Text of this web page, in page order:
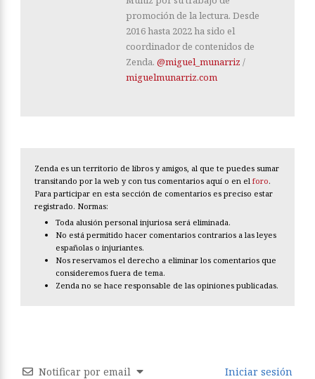
promoción de la lectura. Desde
2016 hasta 2022 ha sido el
coordinador de contenidos de
Zenda. @miguel_munarriz /
miguelmunarriz.com
Zenda es un territorio de libros y amigos, al que te puedes sumar
transitando por la web y con tus comentarios aquí o en el foro.
Para participar en esta sección de comentarios es preciso estar
registrado. Normas:
Toda alusión personal injuriosa será eliminada.
No está permitido hacer comentarios contrarios a las leyes
españolas o injuriantes.
Nos reservamos el derecho a eliminar los comentarios que
consideremos fuera de tema.
Zenda no se hace responsable de las opiniones publicadas.
Notificar por email Iniciar sesión